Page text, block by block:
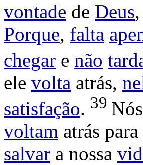
vontade de Deus
Porque, falta
chegar e não
ele volta atrás,
satisfação. 39
voltam atrás para
salvar a nossa